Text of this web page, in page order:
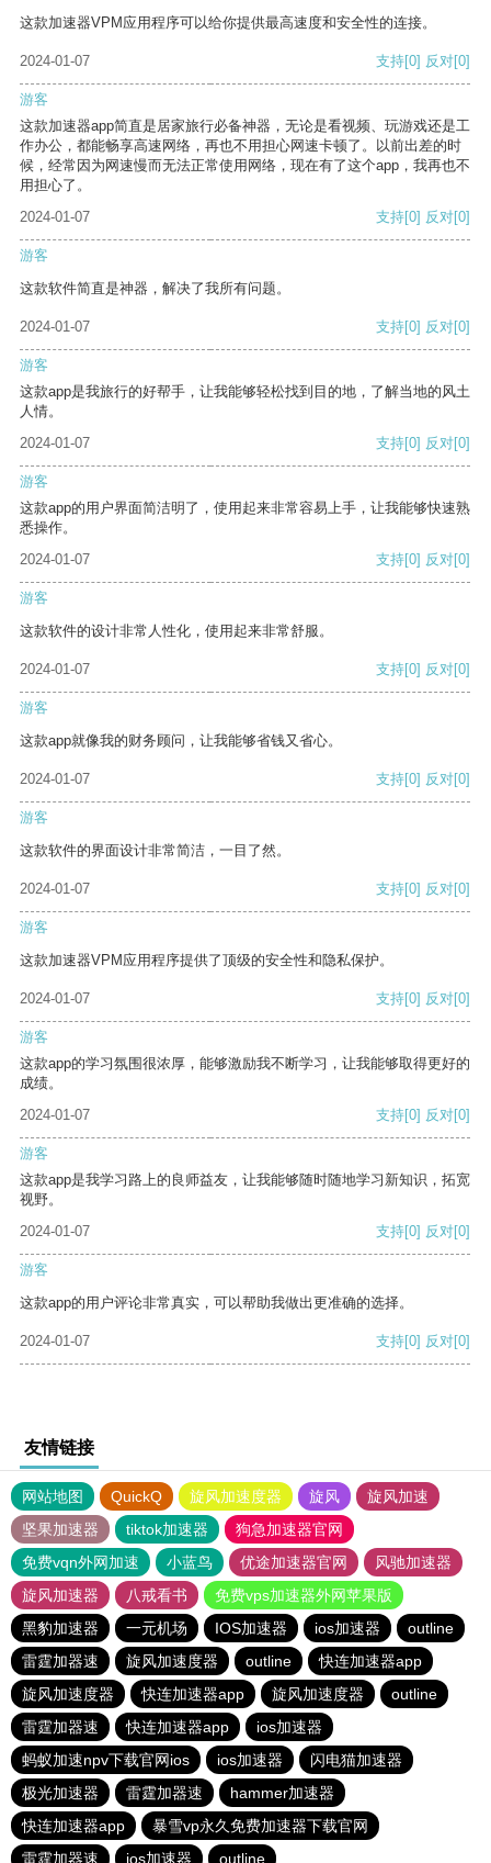
这款加速器VPM应用程序可以给你提供最高速度和安全性的连接。
2024-01-07 支持[0] 反对[0]
游客
这款加速器app简直是居家旅行必备神器，无论是看视频、玩游戏还是工
作办公，都能畅享高速网络，再也不用担心网速卡顿了。以前出差的时
候，经常因为网速慢而无法正常使用网络，现在有了这个app，我再也不
用担心了。
2024-01-07
支持[0] 反对[0]
游客
这款软件简直是神器，解决了我所有问题。
2024-01-07 支持[0] 反对[0]
游客
这款app是我旅行的好帮手，让我能够轻松找到目的地，了解当地的风土
人情。
2024-01-07
支持[0] 反对[0]
游客
这款app的用户界面简洁明了，使用起来非常容易上手，让我能够快速熟
悉操作。
2024-01-07
支持[0] 反对[0]
游客
这款软件的设计非常人性化，使用起来非常舒服。
2024-01-07 支持[0] 反对[0]
游客
这款app就像我的财务顾问，让我能够省钱又省心。
2024-01-07 支持[0] 反对[0]
游客
这款软件的界面设计非常简洁，一目了然。
2024-01-07 支持[0] 反对[0]
游客
这款加速器VPM应用程序提供了顶级的安全性和隐私保护。
2024-01-07 支持[0] 反对[0]
游客
这款app的学习氛围很浓厚，能够激励我不断学习，让我能够取得更好的
成绩。
2024-01-07
支持[0] 反对[0]
游客
这款app是我学习路上的良师益友，让我能够随时随地学习新知识，拓宽
视野。
2024-01-07
支持[0] 反对[0]
游客
这款app的用户评论非常真实，可以帮助我做出更准确的选择。
2024-01-07 支持[0] 反对[0]
友情链接
网站地图 QuickQ 旋风加速度器 旋风
旋风加速
坚果加速器
tiktok加速器
狗急加速器官网
免费vqn外网加速
小蓝鸟 优途加速器官网
风驰加速器
旋风加速器
八戒看书
免费vps加速器外网苹果版
黑豹加速器
一元机场 IOS加速器 ios加速器
outline
雷霆加器速
旋风加速度器 outline
快连加速器app
旋风加速度器
快连加速器app 旋风加速度器
outline
雷霆加器速
快连加速器app
ios加速器
蚂蚁加速npv下载官网ios
ios加速器
闪电猫加速器
极光加速器
雷霆加器速
hammer加速器
快连加速器app
暴雪vp永久免费加速器下载官网
雷霆加器速
ios加速器 outline